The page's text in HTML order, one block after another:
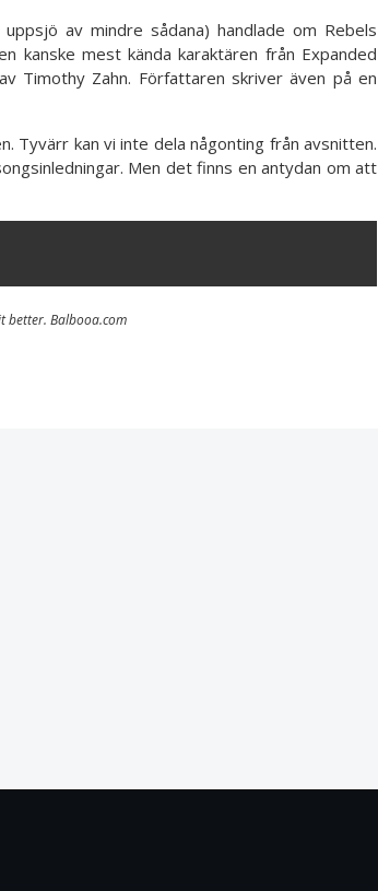
av mindre sådana) handlade om Rebels
kanske mest kända karaktären från Expanded
Timothy Zahn. Författaren skriver även på en
Tyvärr kan vi inte dela någonting från avsnitten.
Men det finns en antydan om att
better. Balbooa.com